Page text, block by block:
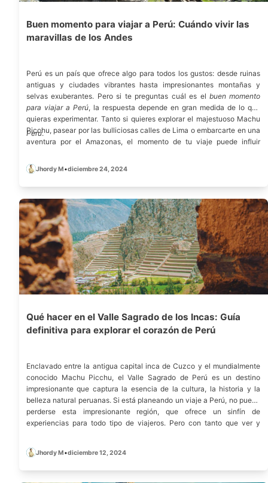
Buen momento para viajar a Perú: Cuándo vivir las
maravillas de los Andes
Perú es un país que ofrece algo para todos los gustos: desde ruinas
antiguas y ciudades vibrantes hasta impresionantes montañas y
selvas exuberantes. Pero si te preguntas cuál es el buen momento
para viajar a Perú, la respuesta depende en gran medida de lo que
quieras experimentar. Tanto si quieres explorar el majestuoso Machu
Picchu, pasear por las bulliciosas calles de Lima o embarcarte en una
aventura por el Amazonas, el momento de tu viaje puede influir
Perú.
Jhordy M•diciembre 24, 2024
Qué hacer en el Valle Sagrado de los Incas: Guía
definitiva para explorar el corazón de Perú
Enclavado entre la antigua capital inca de Cuzco y el mundialmente
conocido Machu Picchu, el Valle Sagrado de Perú es un destino
impresionante que captura la esencia de la cultura, la historia y la
belleza natural peruanas. Si está planeando un viaje a Perú, no puede
perderse esta impresionante región, que ofrece un sinfín de
experiencias para todo tipo de viajeros. Pero con tanto que ver y
de las mejores actividades, sitios de visita obligada, y consejos
prácticos para sacar el máximo provecho de su visita al Valle Sagrado.
Jhordy M•diciembre 12, 2024